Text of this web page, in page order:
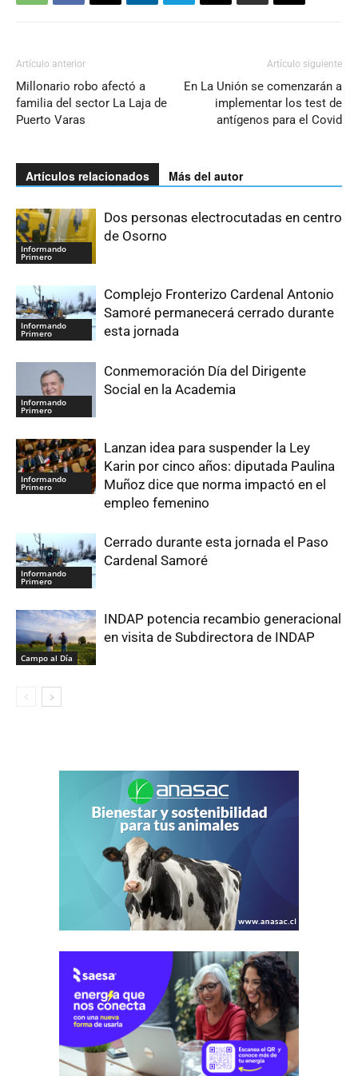
Artículo anterior
Millonario robo afectó a
familia del sector La Laja de
Puerto Varas
Artículo siguiente
En La Unión se comenzarán a
implementar los test de
antígenos para el Covid
Artículos relacionados Más del autor
Informando
Primero
Dos personas electrocutadas en centro
de Osorno
Informando
Primero
Complejo Fronterizo Cardenal Antonio
Samoré permanecerá cerrado durante
esta jornada
Informando
Primero
Conmemoración Día del Dirigente
Social en la Academia
Informando
Primero
Lanzan idea para suspender la Ley
Karin por cinco años: diputada Paulina
Muñoz dice que norma impactó en el
empleo femenino
Informando
Primero
Cerrado durante esta jornada el Paso
Cardenal Samoré
Campo al Día
INDAP potencia recambio generacional
en visita de Subdirectora de INDAP